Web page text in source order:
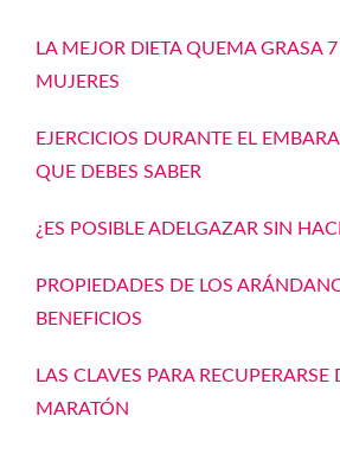
LA MEJOR DIETA QUEMA GRASA
MUJERES
EJERCICIOS DURANTE EL
QUE DEBES SABER
¿ES POSIBLE ADELGAZAR SIN
PROPIEDADES DE LOS
BENEFICIOS
LAS CLAVES PARA
MARATÓN